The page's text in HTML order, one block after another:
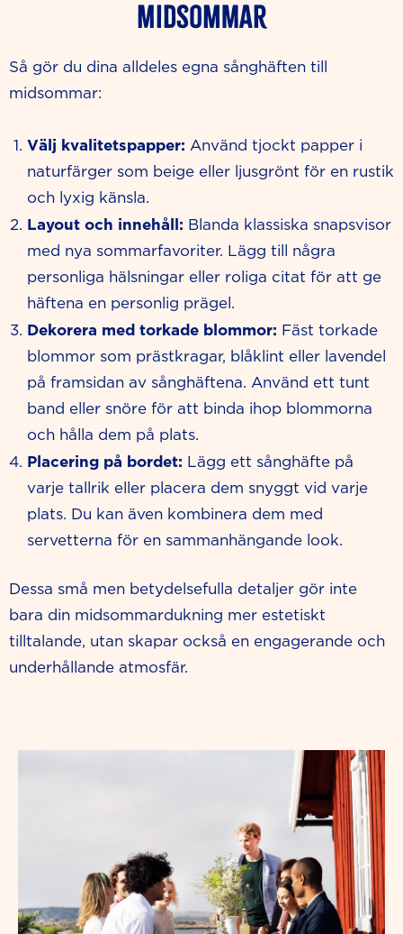
midsommar
Så gör du dina alldeles egna sånghäften till
midsommar:
Välj kvalitetspapper: Använd tjockt papper i
naturfärger som beige eller ljusgrönt för en rustik
och lyxig känsla.
Layout och innehåll: Blanda klassiska snapsvisor
med nya sommarfavoriter. Lägg till några
personliga hälsningar eller roliga citat för att ge
häftena en personlig prägel.
Dekorera med torkade blommor: Fäst torkade
blommor som prästkragar, blåklint eller lavendel
på framsidan av sånghäftena. Använd ett tunt
band eller snöre för att binda ihop blommorna
och hålla dem på plats.
Placering på bordet: Lägg ett sånghäfte på
varje tallrik eller placera dem snyggt vid varje
plats. Du kan även kombinera dem med
servetterna för en sammanhängande look.
Dessa små men betydelsefulla detaljer gör inte
bara din midsommardukning mer estetiskt
tilltalande, utan skapar också en engagerande och
underhållande atmosfär.